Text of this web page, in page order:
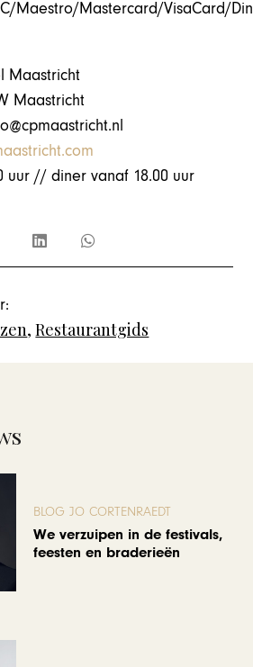
Maestro/Mastercard/VisaCard/
Maastricht
Maastricht
uur // diner vanaf 18.00 uur
,Restaurantgids
BLOG JO CORTENRAEDT
We verzuipen in de festivals,
feesten en braderieën